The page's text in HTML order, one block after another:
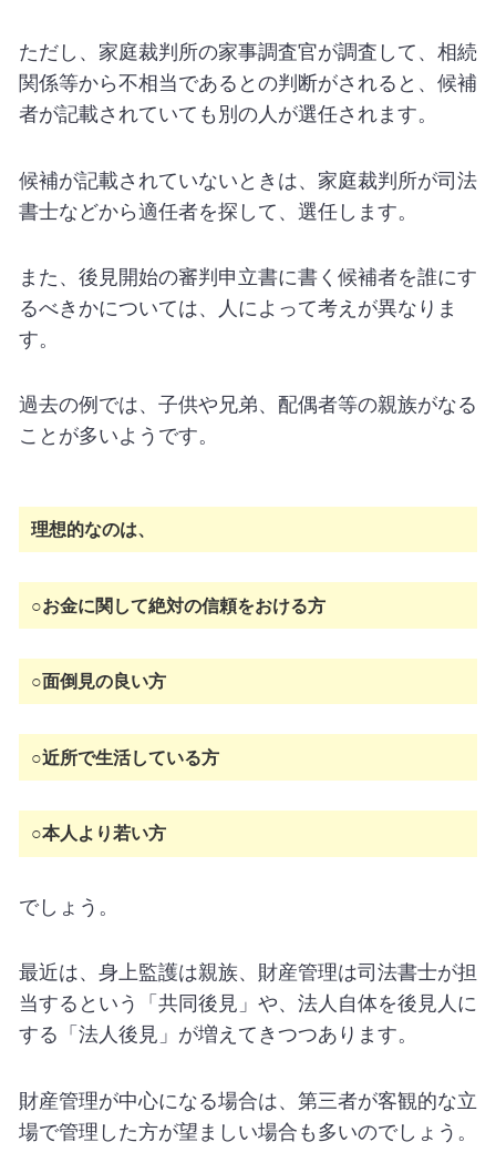
ただし、家庭裁判所の家事調査官が調査して、相続
関係等から不相当であるとの判断がされると、候補
者が記載されていても別の人が選任されます。
候補が記載されていないときは、家庭裁判所が司法
書士などから適任者を探して、選任します。
また、後見開始の審判申立書に書く候補者を誰にす
るべきかについては、人によって考えが異なりま
す。
過去の例では、子供や兄弟、配偶者等の親族がなる
ことが多いようです。
理想的なのは、
○お金に関して絶対の信頼をおける方
○面倒見の良い方
○近所で生活している方
○本人より若い方
でしょう。
最近は、身上監護は親族、財産管理は司法書士が担
当するという「共同後見」や、法人自体を後見人に
する「法人後見」が増えてきつつあります。
財産管理が中心になる場合は、第三者が客観的な立
場で管理した方が望ましい場合も多いのでしょう。